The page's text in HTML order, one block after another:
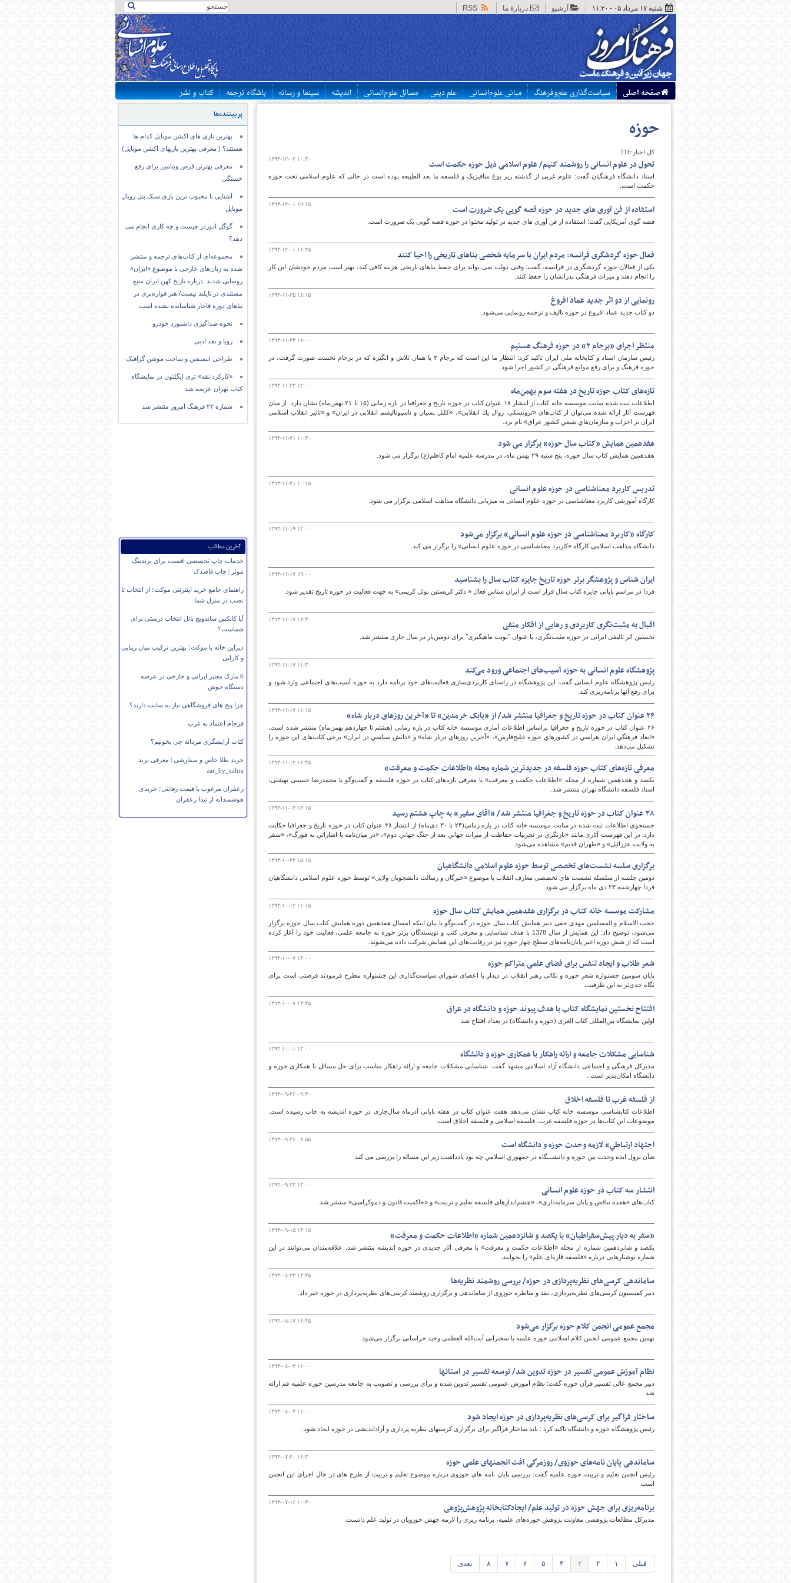
شنبه ۱۷ مرداد ۰۵ - ۱۱:۲۰ آرشیو دربارهٔ ما RSS
پایگاه اطلاع رسانی فرهنگ
امروز
صفحه اصلی سیاست‌گذاری علم‌وفرهنگ مبانی علوم‌انسانی علم دینی مسائل علوم‌انسانی اندیشه سینما و رسانه باشگاه ترجمه کتاب و نشر
پربیننده‌ها
بهترین بازی های اکشن موبایل کدام ها
هستند؟ ( معرفی بهترین بازیهای اکشن موبایل)
معرفی بهترین قرص ویتامین برای رفع
خستگی
آشنایی با محبوب ترین بازی سبک بتل رویال
موبایل
گوگل ادوردز چیست و چه کاری انجام می
دهد؟
مجموعه‌ای از کتاب‌های ترجمه و منتشر
شده به زبان‌های خارجی با موضوع «ایران»
رونمایی شدند: درباره تاریخ کهن ایران منبع
مستندی در تایلند نیست/ هنر قواره‌بری در
بناهای دوره قاجار شناسانده نشده است
نحوه صداگیری داشبورد خودرو
رویا و نقد ادبی
طراحی انیمیشن و ساخت موشن گرافیک
«کارکرد نقد» تری ایگلتون در نمایشگاه
کتاب تهران عرضه شد
شماره ۲۲ فرهنگ امروز منتشر شد
آخرین مطالب
خدمات چاپ تخصصی افست برای برندینگ
موثر | چاپ قاصدک
راهنمای جامع خرید اینترنتی موکت؛ از انتخاب تا
نصب در منزل شما
آیا کانکس ساندویچ پانل انتخاب درستی برای
شماست؟
دیزاین خانه با موکت؛ بهترین ترکیب میان زیبایی
و کارایی
6 مارک معتبر ایرانی و خارجی در عرضه
دستگاه جوش
چرا پیج های فروشگاهی نیاز به سایت دارند؟
فرجام اعتماد به غرب
کتاب آرایشگری مردانه چی بخونیم؟
خرید طلا خاص و سفارشی | معرفی برند
zar_by_zahra
زعفران مرغوب با قیمت رقابتی؛ خریدی
هوشمندانه از تیدا زعفران
حوزه
کل اخبار:216
۱۳۹۴-۱۲-۰۲ ۱۰:۳۰ تحول در علوم انسانی را روشمند کنیم/ علوم اسلامی ذیل حوزه حکمت است
استاد دانشگاه فرهنگیان گفت: علوم غربی از گذشته زیر یوغ متافیزیک و فلسفه ما بعد الطبیعه بوده است در حالی که علوم اسلامی تحت حوزه
حکمت است.
۱۳۹۴-۱۲-۰۱ ۱۹:۱۵ استفاده از فن آوری های جدید در حوزه قصه گویی یک ضرورت است
قصه گوی آمریکایی گفت: استفاده از فن آوری های جدید در تولید محتوا در حوزه قصه گویی یک ضرورت است.
۱۳۹۴-۱۲-۰۱ ۱۶:۴۵ فعال حوزه گردشگری فرانسه: مردم ایران با سرمایه شخصی بناهای تاریخی را احیا کنند
یکی از فعالان حوزه گردشگری در فرانسه، گفت: وقتی دولت نمی تواند برای حفظ بناهای تاریخی هزینه کافی کند، بهتر است مردم خودشان این کار
را انجام دهند و میراث فرهنگی پدرانشان را حفظ کنند.
۱۳۹۴-۱۱-۲۵ ۱۸:۱۵ رونمایی از دو اثر جدید عماد افروغ
دو کتاب جدید عماد افروغ در حوزه تالیف و ترجمه رونمایی می‌شود.
۱۳۹۴-۱۱-۲۴ ۱۸:۰۰ منتظر اجرای «برجام ۲» در حوزه فرهنگ هستیم
رئیس سازمان اسناد و کتابخانه ملی ایران تاکید کرد: انتظار ما این است که برجام ۲ با همان تلاش و انگیزه که در برجام نخست صورت گرفت، در
حوزه فرهنگ و برای رفع موانع فرهنگی در کشور اجرا شود.
۱۳۹۴-۱۱-۲۴ ۱۲:۰۰ تازه‌های کتاب حوزه تاریخ در هفته سوم بهمن‌ماه
اطلاعات ثبت شده سایت موسسه خانه کتاب از انتشار ۱۸ عنوان کتاب در حوزه تاریخ و جغرافیا در بازه زمانی (۱۵ تا ۲۱ بهمن‎‌ماه) نشان دارد. از میان
فهرست آثار ارائه شده می‌توان از کتاب‌های «تروتسكي: زوال يك انقلابي»، «كلنل پسيان و ناسيوناليسم انقلابي در ايران» و «تاثير انقلاب اسلامي
ايران بر احزاب و سازمان‌هاي شيعي كشور عراق» نام برد.
۱۳۹۴-۱۱-۲۱ ۱۰:۳۰ هفدهمین همایش «کتاب سال حوزه» برگزار می شود
هفدهمین همایش کتاب سال حوزه، پنج شنبه ۲۹ بهمن ماه، در مدرسه علمیه امام کاظم(ع) برگزار می شود.
۱۳۹۴-۱۱-۲۱ ۱۰:۱۵ تدریس کاربرد معناشناسی در حوزه علوم انسانی
کارگاه آموزشی کاربرد معناشناسی در حوزه علوم انسانی به میزبانی دانشگاه مذاهب اسلامی برگزار می شود.
۱۳۹۴-۱۱-۱۹ ۱۲:۰۰ کارگاه «کاربرد معناشناسی در حوزه علوم انسانی» برگزار می‌شود
دانشگاه مذاهب اسلامی کارگاه «کاربرد معناشناسی در حوزه علوم انسانی» را برگزار می کند.
۱۳۹۴-۱۱-۱۷ ۱۹:۰۰ ایران شناس و پژوهشگر برتر حوزه تاریخ جایزه کتاب سال را بشناسید
فردا در مراسم پایانی جایزه کتاب سال قرار است از ایران شناس فعال « دکتر کریستین نوئل کریمی» به جهت فعالیت در حوزه تاریخ تقدیر شود.
۱۳۹۴-۱۱-۱۷ ۱۸:۳۰ اقبال به مثبت‌نگری کاربردی و رهایی از افکار منفی
نخستین اثر تالیفی ایرانی در حوزه مثبت‌نگری، با عنوان ˝نوبت ماهیگیری˝ برای دومین‌بار در سال جاری منتشر شد.
۱۳۹۴-۱۱-۱۷ ۱۱:۳۰ پژوهشگاه علوم انسانی به حوزه آسیب‌های اجتماعی ورود می‌کند
رئیس پژوهشگاه علوم انسانی گفت: این پژوهشگاه در راستای کاربردی‌سازی فعالیت‌های خود برنامه دارد به حوزه آسیب‌های اجتماعی وارد شود و
برای رفع آنها برنامه‌ریزی کند.
۱۳۹۴-۱۱-۱۷ ۱۱:۱۵ ۲۶ عنوان کتاب در حوزه تاریخ و جغرافیا منتشر شد/ از «بابک خرمدین» تا «آخرين روزهای دربار شاه»
۲۶ عنوان کتاب در حوزه تاریخ و جغرافیا براساس اطلاعات آماری موسسه خانه کتاب در بازه زمانی (هشتم تا چهاردهم بهمن‌ماه) منتشر شده است.
«ابعاد فرهنگي ايران هراسي در كشورهاي حوزه خليج‌فارس»، «آخرين روزهاي دربار شاه» و «دانش سياسي در ايران» برخی کتاب‌های این حوزه را
تشکیل می‌دهد.
۱۳۹۴-۱۱-۱۲ ۱۶:۴۵ معرفی تازه‌های کتاب حوزه فلسفه در جدیدترین شماره مجله «اطلاعات حکمت و معرفت»
یکصد و هجدهمین شماره از مجله «اطلاعات حکمت و معرفت» با معرفی تازه‌های کتاب در حوزه فلسفه و گفت‌وگو با محمدرضا حسینی بهشتی،
استاد فلسفه دانشگاه تهران منتشر شد.
۱۳۹۴-۱۱-۰۳ ۱۳:۱۵ ۳۸ عنوان کتاب در حوزه تاریخ و جغرافیا منتشر شد/ «آقای سفیر» به چاپ هشتم رسید
جستجوی اطلاعات ثبت شده در سایت موسسه خانه کتاب در بازه زمانی(۲۴ تا ۳۰ دی‌ماه) از انتشار ۳۸ عنوان کتاب در حوزه تاریخ و جغرافیا حکایت
دارد. در این فهرست آثاری مانند «بازنگري در تجربيات حفاظت از ميراث جهاني بعد از جنگ جهاني دوم»، «در ميان‌نامه با اشاراتي به فورگ»، «سفر
به ولايت عزرائيل» و «طهران قديم» مشاهده می‌شود.
۱۳۹۴-۱۰-۲۲ ۱۵:۱۵ برگزاری سلسه نشست‌های تخصصی توسط حوزه علوم اسلامی دانشگاهیان
دومین جلسه از سلسله نشست های تخصصی معارف انقلاب با موضوع «خبرگان و رسالت دانشجویان ولایی» توسط حوزه علوم اسلامی دانشگاهیان
فردا چهارشنبه ۲۳ دی ماه برگزار می شود .
۱۳۹۴-۱۰-۱۲ ۱۱:۱۵ مشارکت موسسه خانه کتاب در برگزاری هفدهمین همایش کتاب سال حوزه
حجت الاسلام و المسلمین مهدی حقی دبیر همایش کتاب سال حوزه در گفت‌وگو با بیان اینکه امسال هفدهمین دوره همایش کتاب سال حوزه برگزار
می‌شود، توضیح داد: این همایش از سال 1378 با هدف شناسایی و معرفی کتب و نویسندگان برتر حوزه به جامعه علمی، فعالیت خود را آغاز کرده
است که از شش دوره اخیر پایان‌نامه‌های سطح چهار حوزه نیز در رقابت‌های این همایش شرکت داده می‌شوند.
۱۳۹۴-۱۰-۰۷ ۱۴:۰۰ شعر طلاب و ایجاد تنفس برای فضای علمی متراکم حوزه
پایان سومین جشنواره شعر حوزه و نکاتی رهبر انقلاب در دیدار با اعضای شورای سیاست‌گذاری این جشنواره مطرح فرمودند فرصتی است برای
نگاه جدی‌تر به این ظرفیت.
۱۳۹۴-۱۰-۰۷ ۱۳:۴۵ افتتاح نخستین نمایشگاه کتاب با هدف پیوند حوزه و دانشگاه در عراق
اولین نمایشگاه بین‌المللی کتاب الغری (حوزه و دانشگاه) در بغداد افتتاح شد
۱۳۹۴-۱۰-۰۱ ۱۳:۰۰ شناسایی مشکلات جامعه و ارائه راهکار با همکاری حوزه و دانشگاه
‌مدیرکل فرهنگی و اجتماعی دانشگاه آزاد اسلامی مشهد گفت: شناسایی مشکلات جامعه و ارائه راهکار مناسب برای حل مسائل با همکاری حوزه و
دانشگاه امکان‌پذیر است .
۱۳۹۴-۰۹-۲۶ ۰۹:۳۰ از فلسفه غرب تا فلسفه اخلاق
اطلاعات کتابشناسی موسسه خانه کتاب نشان می‌دهد هفت عنوان کتاب در هفته پایانی آذرماه سال‌جاری در حوزه اندیشه به چاپ رسیده است.
موضوعات این کتاب‌ها در حوزه فلسفه غرب، فلسفه اسلامی و فلسفه اخلاق است.
۱۳۹۴-۰۹-۲۶ ۰۸:۵۵ اجتهاد ارتباطي» لازمه وحدت حوزه و دانشگاه است
شأن نزول ايده وحدت بين حوزه و دانشـــگاه در جمهوري اسلامي چه بود یادداشت زیر این مساله را بررسی می کند.
۱۳۹۴-۰۹-۲۳ ۱۳:۰۰ انتشار سه کتاب در حوزه علوم انسانی
کتاب‌های «هفده تناقض و پایان سرمایه‌داری»، «چشم‌اندازهای فلسفه تعلیم و تربیت» و «حاکمیت قانون و دموکراسی» منتشر شد.
۱۳۹۴-۰۹-۱۵ ۱۴:۱۵ «سفر به دیار پیش‌سقراطیان» با یکصد و شانزدهمین شماره «اطلاعات حکمت و معرفت»
یکصد و شانزدهمین شماره از مجله «اطلاعات حکمت و معرفت» با معرفی آثار جدیدی در حوزه اندیشه منتشر شد. علاقه‌مندان می‌توانند در این
شماره نوشتارهایی درباره «فلسفه قاره‌ای علم» را بخوانند.
۱۳۹۴-۰۸-۲۳ ۱۴:۴۵ ساماندهی کرسی‌های نظریه‌پردازی در حوزه/ بررسی روشمند نظریه‌ها
دبیر کمیسیون کرسی‌های نظریه‌پردازی، نقد و مناظره حوزوی از ساماندهی و برگزاری روشمند کرسی‌های نظریه‌پردازی در حوزه خبر داد.
۱۳۹۴-۰۸-۱۷ ۱۶:۴۵ مجمع عمومی انجمن کلام حوزه برگزار می‌شود
نهمین مجمع عمومی انجمن کلام اسلامی حوزه علمیه با سخنرانی آیت‌الله العظمی وحید خراسانی برگزار می‌شود.
۱۳۹۴-۰۸-۰۴ ۱۶:۰۰ نظام آموزش عمومی تفسیر در حوزه تدوین شد/ توسعه تفسیر در استانها
دبیر مجمع عالی تفسیر قرآن حوزه گفت: نظام آموزش عمومی تفسیر تدوین شده و برای بررسی و تصویب به جامعه مدرسین حوزه علمیه قم ارائه
شد.
۱۳۹۴-۰۸-۰۴ ۱۱:۰۰ ساختار فراگیر برای کرسی‌های نظریه‌پردازی در حوزه ایجاد شود
رئیس پژوهشگاه حوزه و دانشگاه تاکید کرد : باید ساختار فراگیر برای برگزاری کرسی‎های نظریه پردازی و آزاداندیشی در حوزه ایجاد شود.
۱۳۹۴-۰۷-۲۰ ۱۶:۳۰ ساماندهی پایان نامه‌های حوزوی/ روزمرگی آفت انجمنهای علمی حوزه
رئیس انجمن تعلیم و تربیت حوزه علمیه گفت: بررسی پایان نامه های حوزوی درباره موضوع تعلیم و تربیت از طرح های در حال اجرای این انجمن
است.
۱۳۹۴-۰۷-۱۶ ۱۰:۳۰ برنامه‌ریزی برای جهش حوزه در تولید علم/ ایجادکتابخانه پژوهش‌پژوهی
مدیرکل مطالعات پژوهشی معاونت پژوهش حوزه‌های علمیه، برنامه ریزی را لازمه جهش حوزویان در تولید علم دانست.
قبلی ۱ ۲ ۳ ۴ ۵ ۶ ۷ ۸ بعدی